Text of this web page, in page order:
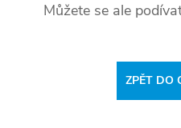
Můžete se ale
ZPĚT DO